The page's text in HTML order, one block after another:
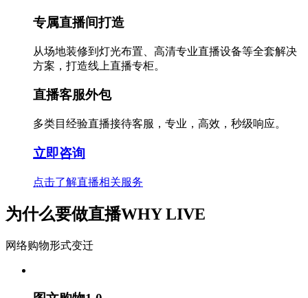
专属直播间打造
从场地装修到灯光布置、高清专业直播设备等全套解决
方案，打造线上直播专柜。
直播客服外包
多类目经验直播接待客服，专业，高效，秒级响应。
立即咨询
点击了解直播相关服务
为什么要做直播WHY LIVE
网络购物形式变迁